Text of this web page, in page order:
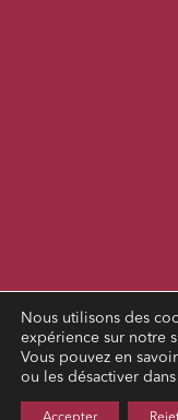
Nous utilisons des
expérience sur notre
Vous pouvez en
ou les désactiver dans